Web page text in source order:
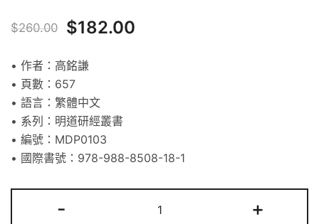
$260.00 $182.00
• 作者：高銘謙
• 頁數：657
• 語言：繁體中文
• 系列：明道研經叢書
• 編號：MDP0103
• 國際書號：978-988-8508-18-1
- +